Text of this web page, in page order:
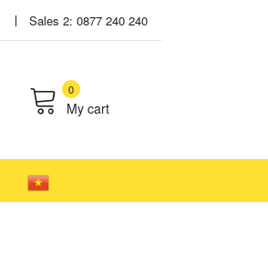
Sales 2: 0877 240 240
0
My cart